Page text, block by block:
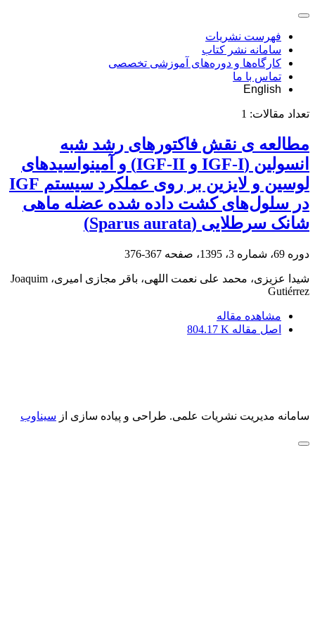
فهرست نشریات
سامانه نشر کتاب
کارگاه‌ها و دوره‌های آموزشی تخصصی
تماس با ما
English
تعداد مقالات: 1
مطالعه ی نقش فاکتورهای رشد شبه
انسولین (IGF-I و IGF-II) و آمینواسیدهای
لوسین و لایزین بر روی عملکرد سیستم IGF
در سلول‌های کشت داده شده عضله ماهی
شانک سرطلایی (Sparus aurata)
دوره 69، شماره 3، 1395، صفحه 367-376
شیدا عزیزی، محمد علی نعمت اللهی، باقر مجازی امیری، Joaquim
Gutiérrez
مشاهده مقاله
اصل مقاله 804.17 K
سامانه مدیریت نشریات علمی. طراحی و پیاده سازی از سیناوب